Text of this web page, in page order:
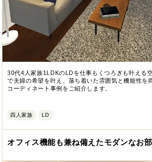
30代4人家族1LDKのLDを仕事もくつろぎも叶える
で夫婦の希望を叶え、落ち着いた雰囲気と機能性を
コーディネート事例をご紹介します。
四人家族 LD
オフィス機能も兼ね備えたモダンなお